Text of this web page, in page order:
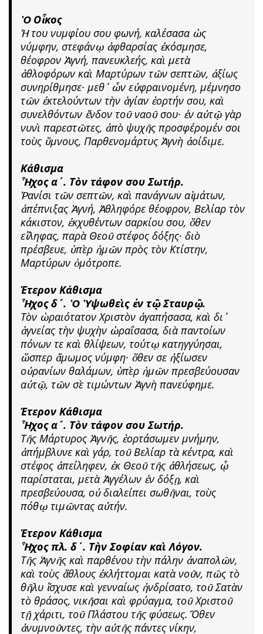
Ὁ Οἶκος
Ἠ του νυμφίου σου φωνή, καλέσασα ὡς
νύμφην, στεφάνῳ ἀφθαρσίας ἐκόσμησε,
θέοφρον Ἁγνή, πανευκλεής, καὶ μετὰ
ἀθλοφόρων καὶ Μαρτύρων τῶν σεπτῶν, ἀξίως
συνηρίθμησε· μεθ᾿ ὧν εὐφραινομένη, μέμνησο
τῶν ἐκτελούντων τὴν ἁγίαν ἑορτήν σου, καὶ
συνελθόντων ἔνδον τοῦ ναοῦ σου· ἐν αὐτῷ γὰρ
νυνὶ παρεστῶτες, ἀπὸ ψυχῆς προσφέρομέν σοι
τοὺς ὕμνους, Παρθενομάρτυς Ἁγνὴ ἀοίδιμε.
Κάθισμα
Ἦχος α΄. Τὸν τάφον σου Σωτήρ.
Ῥανίσι τῶν σεπτῶν, καὶ πανάγνων αἱμάτων,
ἀπέπνιξας Ἁγνή, Ἀθληφόρε θέοφρον, Βελίαρ τὸν
κάκιστον, ἐκχυθέντων σαρκίου σου, ὅθεν
εἴληφας, παρὰ Θεοῦ στέφος δόξης· διὸ
πρέσβευε, ὑπὲρ ἡμῶν πρὸς τὸν Κτίστην,
Μαρτύρων ὁμότροπε.
Έτερον Κάθισμα
Ἦχος δ´. Ὁ Ὑψωθεὶς ἐν τῷ Σταυρῷ.
Τὸν ὡραιότατον Χριστὸν ἀγαπήσασα, καὶ δι᾿
ἁγνείας τὴν ψυχὴν ὡραΐσασα, διὰ παντοίων
πόνων τε καὶ θλίψεων, τούτῳ κατηγγύησαι,
ὥσπερ ἄμωμος νύμφη· ὅθεν σε ἠξίωσεν
οὐρανίων θαλάμων, ὑπὲρ ἡμῶν πρεσβεύουσαν
αὐτῷ, τῶν σὲ τιμώντων Ἁγνὴ πανεύφημε.
Έτερον Κάθισμα
Ἦχος α´. Τὸν τάφον σου Σωτήρ.
Τῆς Μάρτυρος Ἁγνῆς, ἑορτάσωμεν μνήμην,
ἀπήμβλυνε καὶ γάρ, τοῦ Βελίαρ τὰ κέντρα, καὶ
στέφος ἀπείληφεν, ἐκ Θεοῦ τῆς ἀθλήσεως, ᾧ
παρίσταται, μετὰ Ἀγγέλων ἐν δόξῃ, καὶ
πρεσβεύουσα, οὐ διαλείπει σωθῆναι, τοὺς
πόθῳ τιμῶντας αὐτήν.
Έτερον Κάθισμα
Ἦχος πλ. δ΄. Τὴν Σοφίαν καὶ Λόγον.
Τῆς Ἁγνῆς καὶ παρθένου τὴν πάλην ἀναπολῶν,
καὶ τοὺς ἄθλους ἐκλήττομαι κατὰ νοῦν, πῶς τὸ
θῆλυ ἴσχυσε καὶ γενναίως ἠνδρίσατο, τοῦ Σατὰν
τὸ θράσος, νικῆσαι καὶ φρύαγμα, τοῦ Χριστοῦ
τῇ χάριτι, τοῦ Πλάστου τῆς φύσεως. Ὅθεν
ἀνυμνοῦντες, τὴν αὐτῆς πάντες νίκην,